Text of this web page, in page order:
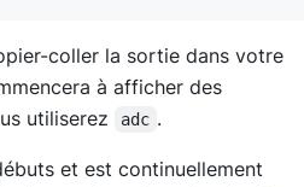
coller la sortie dans votre
à afficher des
utiliserez
adc .
et est continuellement